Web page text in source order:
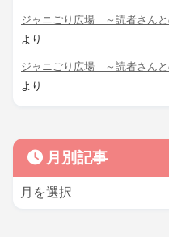
ジャニごり広場 ～読者さんと
より
ジャニごり広場 ～読者さんと
より
月別記事